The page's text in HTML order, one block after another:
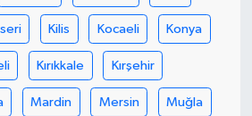
Kilis Kocaeli Konya
Kırıkkale Kırşehir
Mardin Mersin Muğla